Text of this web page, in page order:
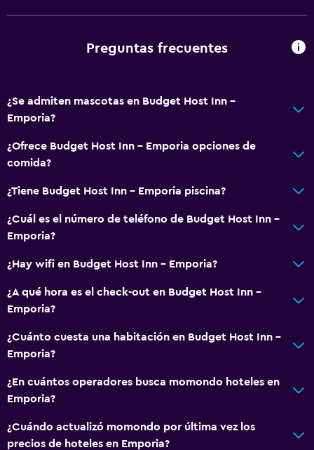
Preguntas frecuentes
¿Se admiten mascotas en Budget Host Inn -
Emporia?
¿Ofrece Budget Host Inn - Emporia opciones de
comida?
¿Tiene Budget Host Inn - Emporia piscina?
¿Cuál es el número de teléfono de Budget Host Inn -
Emporia?
¿Hay wifi en Budget Host Inn - Emporia?
¿A qué hora es el check-out en Budget Host Inn -
Emporia?
¿Cuánto cuesta una habitación en Budget Host Inn -
Emporia?
¿En cuántos operadores busca momondo hoteles en
Emporia?
¿Cuándo actualizó momondo por última vez los
precios de hoteles en Emporia?